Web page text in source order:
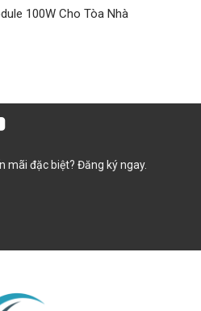
100W Cho Tòa Nhà
mãi đặc biệt? Đăng ký ngay.